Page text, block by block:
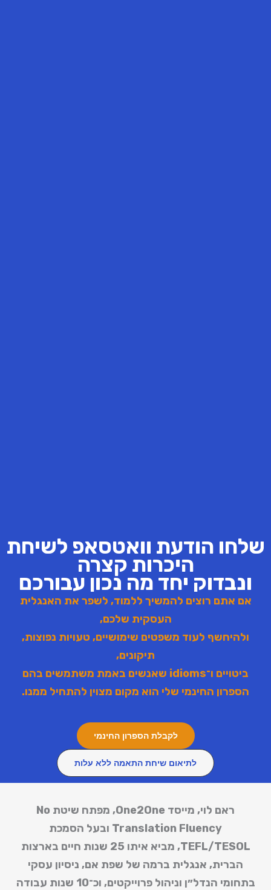
שלחו הודעת וואטסאפ לשיחת
היכרות קצרה
ונבדוק יחד מה נכון עבורכם
אם אתם רוצים להמשיך ללמוד, לשפר את האנגלית
העסקית שלכם,
ולהיחשף לעוד משפטים שימושיים, טעויות נפוצות,
תיקונים,
ביטויים ו־idioms שאנשים באמת משתמשים בהם
הספרון החינמי שלי הוא מקום מצוין להתחיל ממנו.
לקבלת הספרון החינמי
לתיאום שיחת התאמה ללא עלות
ראם לוי, מייסד One2One, מפתח שיטת
No
Translation Fluency ובעל הסמכת
TEFL/TESOL
, מביא איתו 25 שנות חיים בארצות
הברית, אנגלית ברמה של שפת אם, ניסיון עסקי
בתחומי הנדל״ן וניהול פרוייקטים, וכ־10 שנות עבודה